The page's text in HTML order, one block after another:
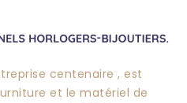
centenaire , est
et le matériel de